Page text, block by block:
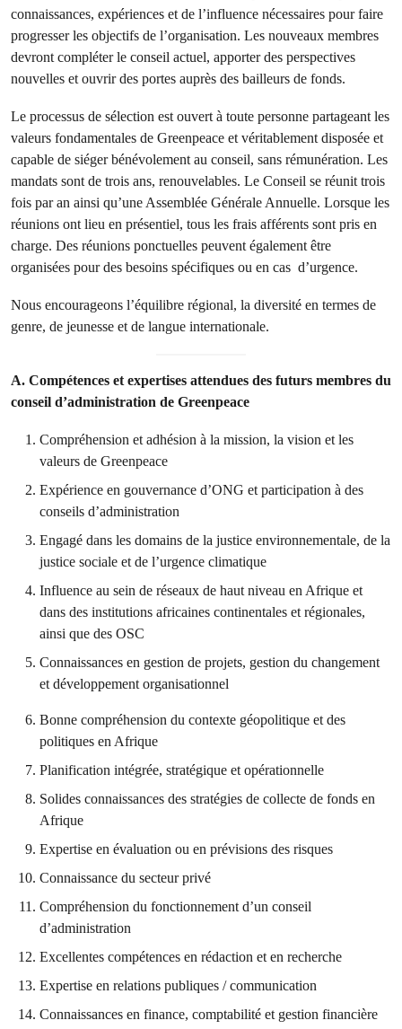
connaissances, expériences et de l’influence nécessaires pour faire
progresser les objectifs de l’organisation. Les nouveaux membres
devront compléter le conseil actuel, apporter des perspectives
nouvelles et ouvrir des portes auprès des bailleurs de fonds.
Le processus de sélection est ouvert à toute personne partageant les
valeurs fondamentales de Greenpeace et véritablement disposée et
capable de siéger bénévolement au conseil, sans rémunération. Les
mandats sont de trois ans, renouvelables. Le Conseil se réunit trois
fois par an ainsi qu’une Assemblée Générale Annuelle. Lorsque les
réunions ont lieu en présentiel, tous les frais afférents sont pris en
charge. Des réunions ponctuelles peuvent également être
organisées pour des besoins spécifiques ou en cas d’urgence.
Nous encourageons l’équilibre régional, la diversité en termes de
genre, de jeunesse et de langue internationale.
A. Compétences et expertises attendues des futurs membres du
conseil d’administration de Greenpeace
Compréhension et adhésion à la mission, la vision et les
valeurs de Greenpeace
Expérience en gouvernance d’ONG et participation à des
conseils d’administration
Engagé dans les domains de la justice environnementale, de la
justice sociale et de l’urgence climatique
Influence au sein de réseaux de haut niveau en Afrique et
dans des institutions africaines continentales et régionales,
ainsi que des OSC
Connaissances en gestion de projets, gestion du changement
et développement organisationnel
Bonne compréhension du contexte géopolitique et des
politiques en Afrique
Planification intégrée, stratégique et opérationnelle
Solides connaissances des stratégies de collecte de fonds en
Afrique
Expertise en évaluation ou en prévisions des risques
Connaissance du secteur privé
Compréhension du fonctionnement d’un conseil
d’administration
Excellentes compétences en rédaction et en recherche
Expertise en relations publiques / communication
Connaissances en finance, comptabilité et gestion financière